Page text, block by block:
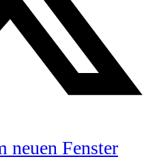
neuen Fenster